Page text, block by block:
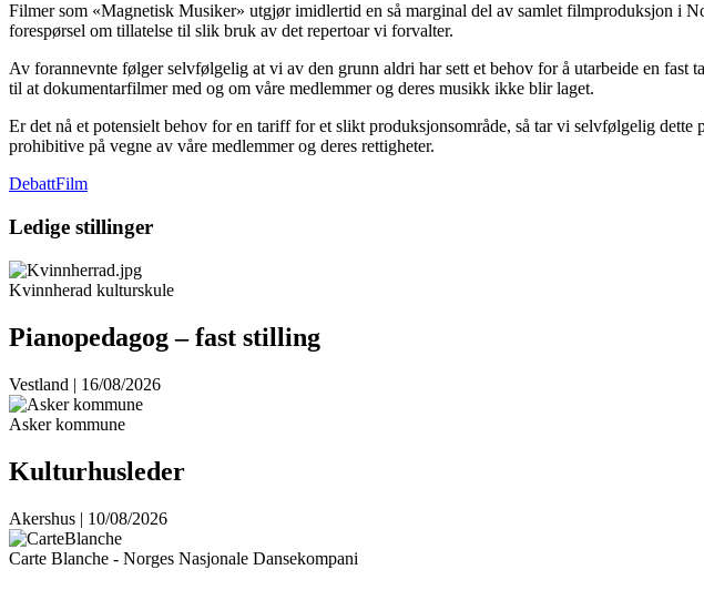
Filmer som «Magnetisk Musiker» utgjør imidlertid en så marginal del av samlet filmproduksjon i
forespørsel om tillatelse til slik bruk av det repertoar vi forvalter.
Av forannevnte følger selvfølgelig at vi av den grunn aldri har sett et behov for å utarbeide en
til at dokumentarfilmer med og om våre medlemmer og deres musikk ikke blir laget.
Er det nå et potensielt behov for en tariff for et slikt produksjonsområde, så tar vi selvfølgelig
prohibitive på vegne av våre medlemmer og deres rettigheter.
DebattFilm
Ledige stillinger
Kvinnherad kulturskule
Pianopedagog – fast stilling
Vestland | 16/08/2026
Asker kommune
Kulturhusleder
Akershus | 10/08/2026
Carte Blanche - Norges Nasjonale Dansekompani